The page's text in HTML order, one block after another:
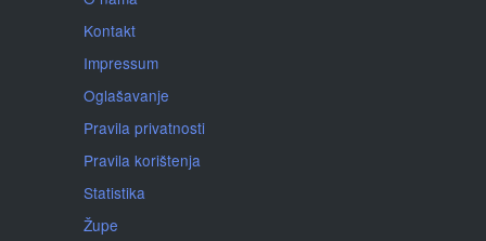
Kontakt
Impressum
Oglašavanje
Pravila privatnosti
Pravila korištenja
Statistika
Župe